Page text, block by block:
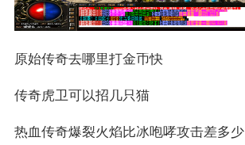
原始传奇去哪里打金币快
传奇虎卫可以招几只猫
热血传奇爆裂火焰比冰咆哮攻击差多少